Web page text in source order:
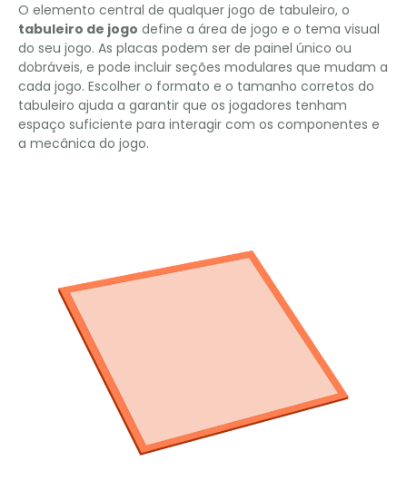
O elemento central de qualquer jogo de tabuleiro, o
tabuleiro de jogo define a área de jogo e o tema visual
do seu jogo. As placas podem ser de painel único ou
dobráveis, e pode incluir seções modulares que mudam a
cada jogo. Escolher o formato e o tamanho corretos do
tabuleiro ajuda a garantir que os jogadores tenham
espaço suficiente para interagir com os componentes e
a mecânica do jogo.